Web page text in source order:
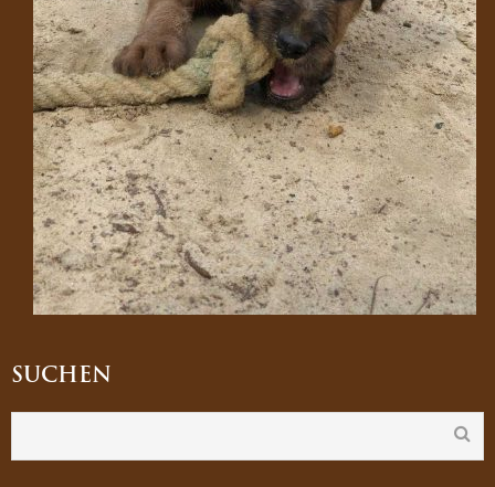
SUCHEN